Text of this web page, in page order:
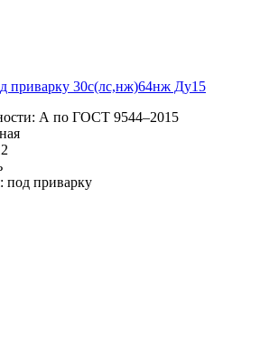
приварку 30с(лс,нж)64нж Ду15
А по ГОСТ 9544–2015
под приварку